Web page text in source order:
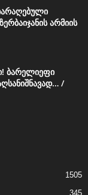
არმიის
ბარელიეფი
/
1505
345